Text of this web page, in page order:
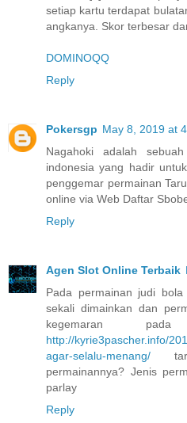
setiap kartu terdapat
angkanya. Skor terbesar
DOMINOQQ
Reply
Pokersgp May 8, 2019 at
Nagahoki adalah
indonesia yang hadir
penggemar permainan
online via Web Daftar
Reply
Agen Slot Online Terbaik
Pada permainan judi
sekali dimainkan dan
kegemaran
http://kyrie3pascher.info/
agar-selalu-menang/
permainannya? Jenis
parlay
Reply